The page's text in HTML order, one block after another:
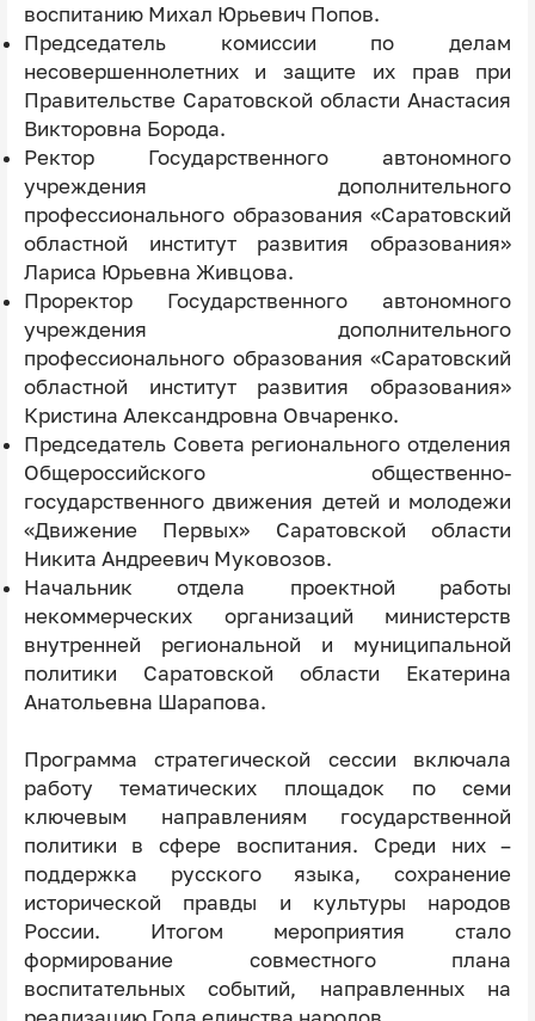
воспитанию Михал Юрьевич Попов.
Председатель комиссии по делам
несовершеннолетних и защите их прав при
Правительстве Саратовской области Анастасия
Викторовна Борода.
Ректор Государственного автономного
учреждения дополнительного
профессионального образования «Саратовский
областной институт развития образования»
Лариса Юрьевна Живцова.
Проректор Государственного автономного
учреждения дополнительного
профессионального образования «Саратовский
областной институт развития образования»
Кристина Александровна Овчаренко.
Председатель Совета регионального отделения
Общероссийского общественно-
государственного движения детей и молодежи
«Движение Первых» Саратовской области
Никита Андреевич Муковозов.
Начальник отдела проектной работы
некоммерческих организаций министерств
внутренней региональной и муниципальной
политики Саратовской области Екатерина
Анатольевна Шарапова.
Программа стратегической сессии включала
работу тематических площадок по семи
ключевым направлениям государственной
политики в сфере воспитания. Среди них –
поддержка русского языка, сохранение
исторической правды и культуры народов
России. Итогом мероприятия стало
формирование совместного плана
воспитательных событий, направленных на